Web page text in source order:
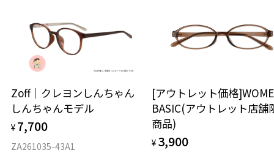
お持ちのZoffメガネサイズを確認するには？
仕上がり寸法
D 仕上がりの横幅：約131mm
きます。
※保証期間内に交換が行われた場合、保証期間は初期の期間から
延長されません。
安心2 視力測定無料
視力の変化を早めに発見するために、定期的な視
力測定をおすすめいたします。
談ください。
＜メガネの度数情報がわからない方へ＞
オンラインストアでフレームのみ購入して、
実店舗で度付きにできます
ご購入時に「レンズ交換券」をお選びいただくと、実店舗で
度数を測定のうえ、度付きレンズ（標準セットレンズ）へ無
Zoff｜クレヨンしんちゃん
しんちゃんモデル
¥ 7,700
ZA261035-43A1
[アウトレット価格
BASIC(アウトレット店舗
商品)
¥ 3,900